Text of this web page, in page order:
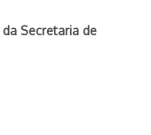
da Secretaria de